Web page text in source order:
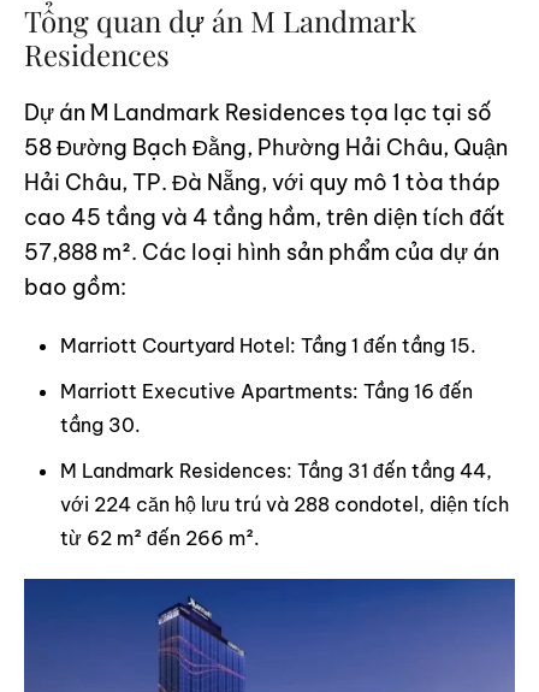
Tổng quan dự án M Landmark
Residences
Dự án M Landmark Residences tọa lạc tại số
58 Đường Bạch Đằng, Phường Hải Châu, Quận
Hải Châu, TP. Đà Nẵng, với quy mô 1 tòa tháp
cao 45 tầng và 4 tầng hầm, trên diện tích đất
57,888 m². Các loại hình sản phẩm của dự án
bao gồm:
Marriott Courtyard Hotel: Tầng 1 đến tầng 15.
Marriott Executive Apartments: Tầng 16 đến
tầng 30.
M Landmark Residences: Tầng 31 đến tầng 44,
với 224 căn hộ lưu trú và 288 condotel, diện tích
từ 62 m² đến 266 m².